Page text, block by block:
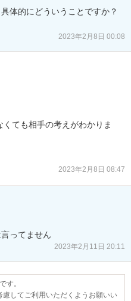
体的にどういうことですか？
2023年2月8日 00:08
ても相手の考えがわかりま
2023年2月8日 08:47
ってません
2023年2月11日 20:11
す。
してご利用いただくようお願いい